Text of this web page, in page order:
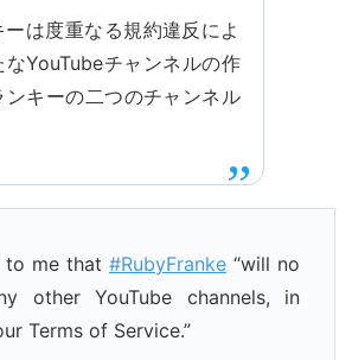
は度重なる規約違反によ
YouTubeチャンネルの作
キーの二つのチャンネル
to me that #RubyFranke“will no
other YouTube channels, in
Terms of Service.”